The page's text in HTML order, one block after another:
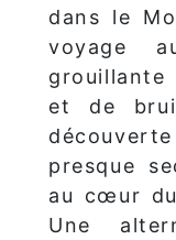
dans le
voyage
grouillante
et de
presque
au cœur
Une